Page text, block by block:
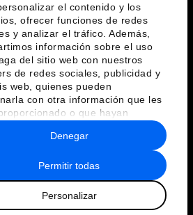
el contenido y los
ofrecer funciones de redes
y analizar el tráfico. Además,
información sobre el uso
del sitio web con nuestros
de redes sociales, publicidad y
web, quienes pueden
con otra información que les
o que hayan
a partir del uso que haya
de sus servicios.
Permitir todas
Personalizar
Denegar
idiomas
y normas de uso
Sitemap
Foro Económico Mundial